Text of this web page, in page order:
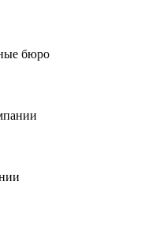
бюро